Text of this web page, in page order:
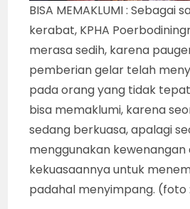
BISA MEMAKLUMI : Sebagai
kerabat, KPHA
merasa sedih, karena
pemberian gelar telah
pada orang yang tidak
bisa memaklumi, karena
sedang berkuasa, apalagi
menggunakan kewenangan
kekuasaannya untuk
padahal menyimpang. (foto